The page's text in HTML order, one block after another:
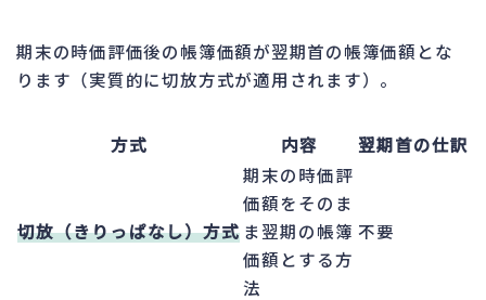
期末の時価評価後の帳簿価額が翌期首の帳簿価額とな
ります（実質的に切放方式が適用されます）。
方式 内容 翌期首の仕訳
切放（きりっぱなし）方式
期末の時価評
価額をそのま
ま翌期の帳簿
価額とする方
法
不要